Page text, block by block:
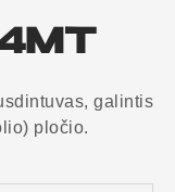
galintis
pločio.